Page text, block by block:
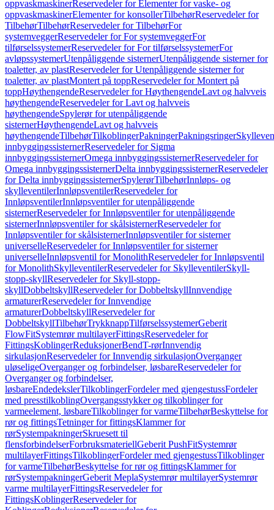
oppvaskmaskinerReservedeler for Elementer for vaske- og
oppvaskmaskinerElementer for konsollerTilbehørReservedeler for
TilbehørTilbehørReservedeler for TilbehørFor
systemveggerReservedeler for For systemveggerFor
tilførselssystemerReservedeler for For tilførselssystemerFor
avløpssystemerUtenpåliggende sisternerUtenpåliggende sisterner for
toaletter, av plastReservedeler for Utenpåliggende sisterner for
toaletter, av plastMontert på toppReservedeler for Montert på
toppHøythengendeReservedeler for HøythengendeLavt og halvveis
høythengendeReservedeler for Lavt og halvveis
høythengendeSpylerør for utenpåliggende
sisternerHøythengendeLavt og halvveis
høythengendeTilbehørTilkoblingerPakningerPakningsringer
innbyggingssisternerReservedeler for Sigma
innbyggingssisternerOmega innbyggingssisternerReservedeler for
Omega innbyggingssisternerDelta innbyggingssisternerReservedeler
for Delta innbyggingssisternerSpylerørTilbehørInnløps- og
skylleventilerInnløpsventilerReservedeler for
InnløpsventilerInnløpsventiler for utenpåliggende
sisternerReservedeler for Innløpsventiler for utenpåliggende
sisternerInnløpsventiler for skålsisternerReservedeler for
Innløpsventiler for skålsisternerInnløpsventiler for sisterner
universelleReservedeler for Innløpsventiler for sisterner
universelleInnløpsventil for MonolithReservedeler for Innløpsventil
for MonolithSkylleventilerReservedeler for SkylleventilerSkyll-
stopp-skyllReservedeler for Skyll-stopp-
skyllDobbeltskyllReservedeler for DobbeltskyllInnvendige
armaturerReservedeler for Innvendige
armaturerDobbeltskyllReservedeler for
DobbeltskyllTilbehørTrykknappTilførselssystemerGeberit
FlowFitSystemrør multilayerFittingsReservedeler for
FittingsKoblingerReduksjonerBendT-rørInnvendig
sirkulasjonReservedeler for Innvendig sirkulasjonOverganger
uløseligeOverganger og forbindelser, løsbareReservedeler for
Overganger og forbindelser,
løsbareEndedekslerTilkoblingerFordeler med gjengestussFordeler
med presstilkoblingOvergangsstykker og tilkoblinger for
varmeelement, løsbareTilkoblinger for varmeTilbehørBeskyttelse for
rør og fittingsTetninger for fittingsKlammer for
rørSystempakningerSkruesett til
flensforbindelserForbruksmateriellGeberit PushFitSystemrør
multilayerFittingsTilkoblingerFordeler med gjengestussTilkoblinger
for varmeTilbehørBeskyttelse for rør og fittingsKlammer for
rørSystempakningerGeberit MeplaSystemrør multilayerSystemrør
varme multilayerFittingsReservedeler for
FittingsKoblingerReservedeler for